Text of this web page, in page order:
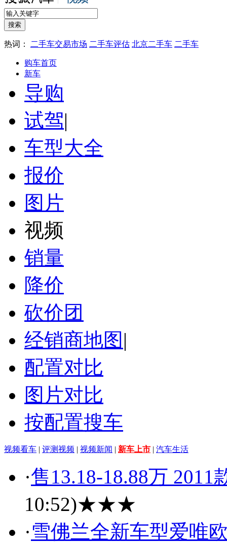
热词： 二手车交易市场 二手车评估 北京二手车 二手车
购车首页
新车
导购
试驾|
车型大全
报价
图片
视频
销量
降价
砍价团
经销商地图 |
配置对比
图片对比
按配置搜车
视频看车 | 评测视频 | 视频新闻 | 新车上市 | 汽车生活
·售13.18-18.88万 2011
10:52)★★★
·雪佛兰全新车型爱唯